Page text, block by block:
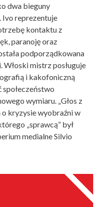
dwa bieguny
Ivo reprezentuje
kontaktu z
paranoję oraz
podporządkowana
Włoski mistrz posługuje
i kakofoniczną
wymiaru. „Głos z
o kryzysie wyobraźni w
„sprawcą” był
medialne Silvio